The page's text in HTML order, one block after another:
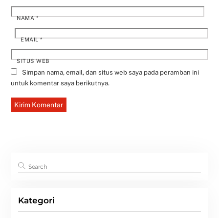
NAMA*
EMAIL*
SITUS WEB
Simpan nama, email, dan situs web saya pada peramban ini
untuk komentar saya berikutnya.
Kategori